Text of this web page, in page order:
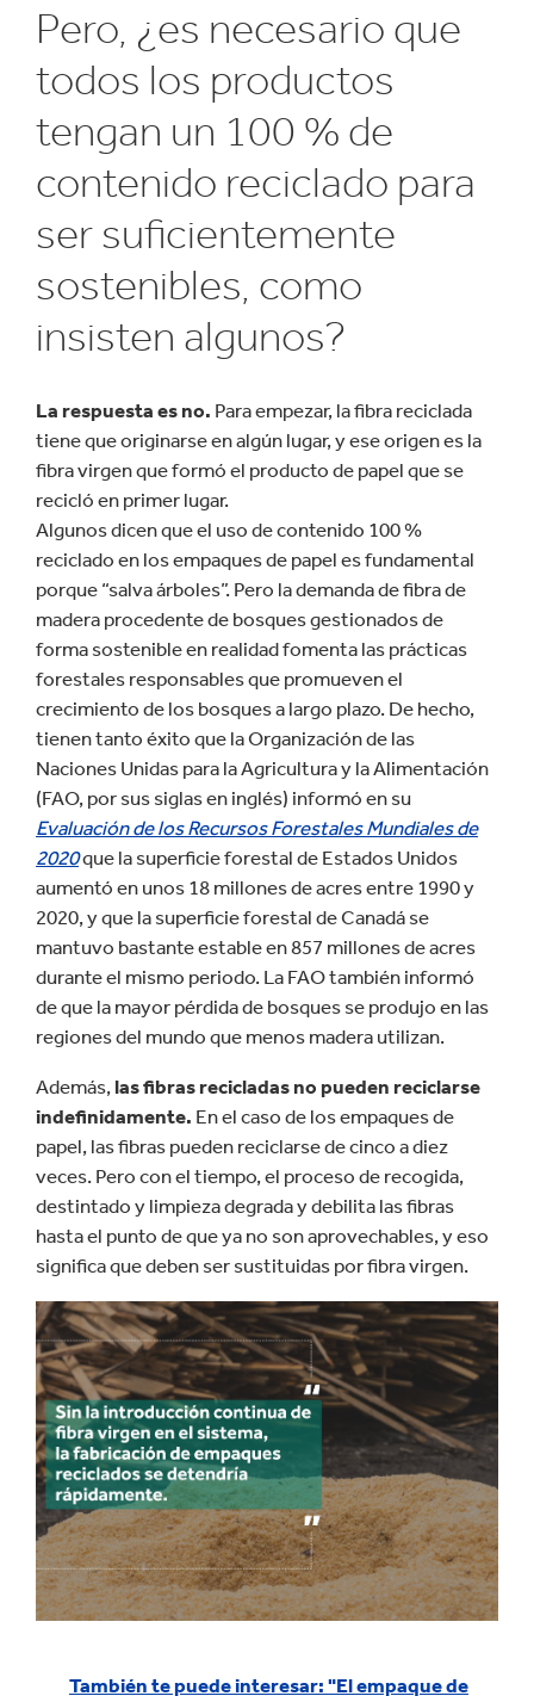
Pero, ¿es necesario que
todos los productos
tengan un 100 % de
contenido reciclado para
ser suficientemente
sostenibles, como
insisten algunos?
La respuesta es no. Para empezar, la fibra reciclada
tiene que originarse en algún lugar, y ese origen es la
fibra virgen que formó el producto de papel que se
recicló en primer lugar.
Algunos dicen que el uso de contenido 100 %
reciclado en los empaques de papel es fundamental
porque “salva árboles”. Pero la demanda de fibra de
madera procedente de bosques gestionados de
forma sostenible en realidad fomenta las prácticas
forestales responsables que promueven el
crecimiento de los bosques a largo plazo. De hecho,
tienen tanto éxito que la Organización de las
Naciones Unidas para la Agricultura y la Alimentación
(FAO, por sus siglas en inglés) informó en su
Evaluación de los Recursos Forestales Mundiales de
2020que la superficie forestal de Estados Unidos
aumentó en unos 18 millones de acres entre 1990 y
2020, y que la superficie forestal de Canadá se
mantuvo bastante estable en 857 millones de acres
durante el mismo periodo. La FAO también informó
de que la mayor pérdida de bosques se produjo en las
regiones del mundo que menos madera utilizan.
Además, las fibras recicladas no pueden reciclarse
indefinidamente. En el caso de los empaques de
papel, las fibras pueden reciclarse de cinco a diez
veces. Pero con el tiempo, el proceso de recogida,
destintado y limpieza degrada y debilita las fibras
hasta el punto de que ya no son aprovechables, y eso
significa que deben ser sustituidas por fibra virgen.
También te puede interesar: "El empaque de